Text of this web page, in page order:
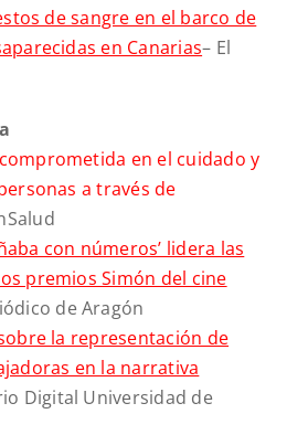
de sangre en el barco de
en Canarias– El
en el cuidado y
a través de
con números’ lidera las
premios Simón del cine
de Aragón
la representación de
en la narrativa
Digital Universidad de